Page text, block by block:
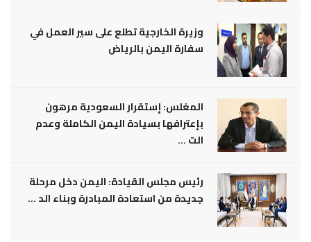
وزيرة الخارجية تطلع على سير العمل في
سفارة اليمن بالرياض
المغلس: إستقرار السعودية مرهون
بإعترافها بسيادة اليمن الكاملة وعدم
الت ...
رئيس مجلس القيادة: اليمن دخل مرحلة
جديدة من استعادة المبادرة وبناء الد ...